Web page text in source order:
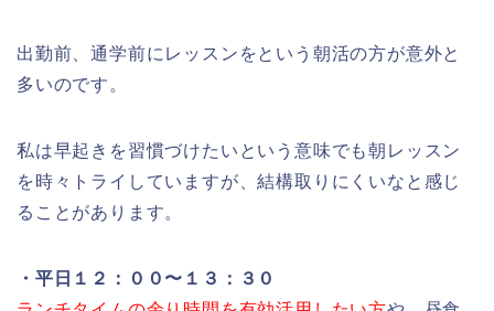
出勤前、通学前にレッスンをという朝活の方が意外と
多いのです。
私は早起きを習慣づけたいという意味でも朝レッスン
を時々トライしていますが、結構取りにくいなと感じ
ることがあります。
・平日１２：００〜１３：３０